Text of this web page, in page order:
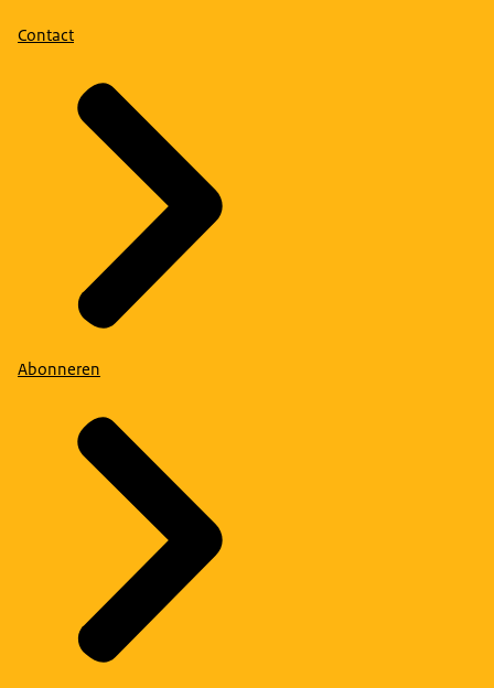
Contact
Abonneren